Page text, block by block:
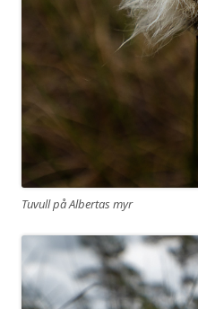
Tuvull på Albertas myr